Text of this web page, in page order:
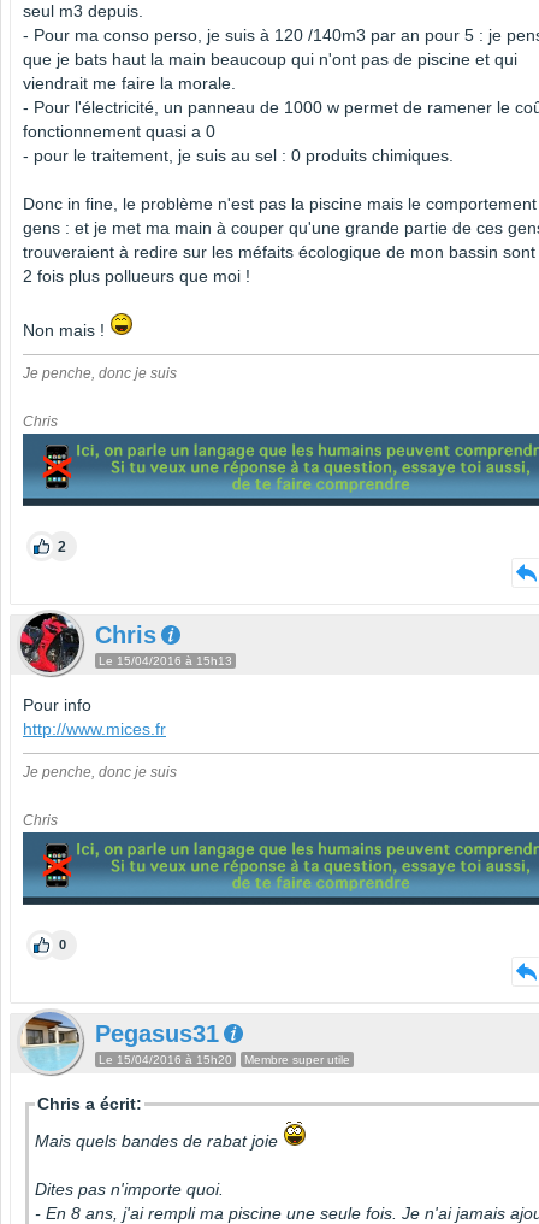
seul m3 depuis.
- Pour ma conso perso, je suis à 120 /140m3 par an pour 5 : je
que je bats haut la main beaucoup qui n'ont pas de piscine et qui
viendrait me faire la morale.
- Pour l'électricité, un panneau de 1000 w permet de ramener le
fonctionnement quasi a 0
- pour le traitement, je suis au sel : 0 produits chimiques.
Donc in fine, le problème n'est pas la piscine mais le
gens : et je met ma main à couper qu'une grande partie de ces
trouveraient à redire sur les méfaits écologique de mon bassin sont
2 fois plus pollueurs que moi !
Non mais !
Je penche, donc je suis
Chris
2
Chris
Le 15/04/2016 à 15h13
Pour info
http://www.mices.fr
Je penche, donc je suis
Chris
0
Pegasus31
Le 15/04/2016 à 15h20 Membre super utile
Chris a écrit:
Mais quels bandes de rabat joie
Dites pas n'importe quoi.
- En 8 ans, j'ai rempli ma piscine une seule fois. Je n'ai jamais